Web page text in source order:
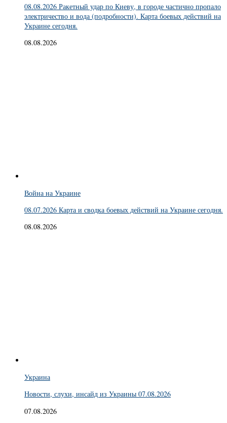
08.08.2026 Ракетный удар по Киеву, в городе частично пропало
электричество и вода (подробности). Карта боевых действий на
Украине сегодня.
08.08.2026
Война на Украине
08.07.2026 Карта и сводка боевых действий на Украине сегодня.
08.08.2026
Украина
Новости, слухи, инсайд из Украины 07.08.2026
07.08.2026